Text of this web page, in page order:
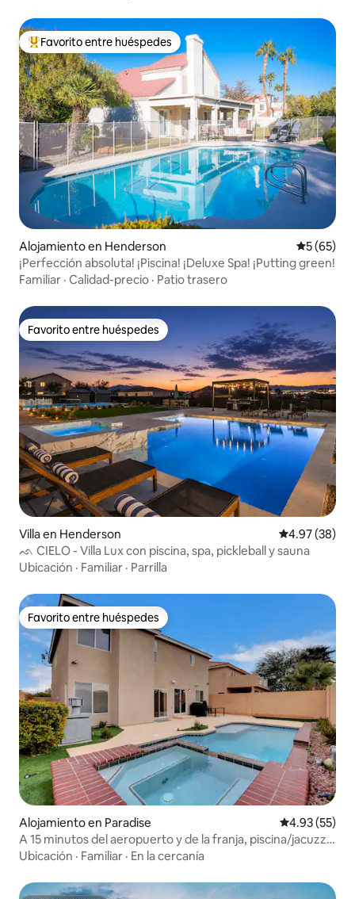
Favorito entre huéspedes preferido
Favorito entre huéspedes
Alojamiento en Henderson
5 (65)
¡Perfección absoluta! ¡Piscina! ¡Deluxe Spa! ¡Putting green!
Familiar · Calidad-precio · Patio trasero
Favorito entre huéspedes
Favorito entre huéspedes
Villa en Henderson Calificación
4.97 (38)
ᨒ CIELO - Villa Lux con piscina, spa, pickleball y sauna
Ubicación · Familiar · Parrilla
Favorito entre huéspedes
Favorito entre huéspedes
Alojamiento en Paradise Calificación
4.93 (55)
A 15 minutos del aeropuerto y de la franja, piscina/jacuzzi,
wifi rápido
Ubicación · Familiar · En la cercanía